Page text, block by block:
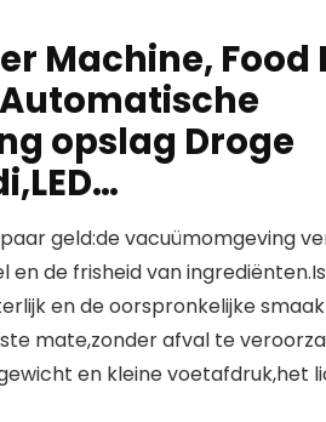
Machine, Food
opslag Droge
geld:de vacuümomgeving
en de frisheid van
en de oorspronkelijke
mate,zonder afval te
en kleine voetafdruk,het